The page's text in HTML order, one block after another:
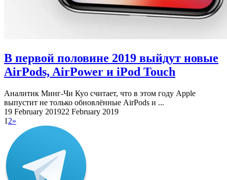
В первой половине 2019 выйдут новые
AirPods, AirPower и iPod Touch
Аналитик Минг-Чи Куо считает, что в этом году Apple
выпустит не только обновлённые AirPods и ...
19 February 201922 February 2019
1 2»